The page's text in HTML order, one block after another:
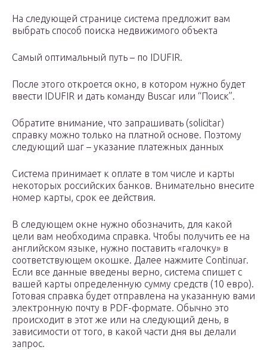
На следующей странице система предложит вам
выбрать способ поиска недвижимого объекта
Самый оптимальный путь – по IDUFIR.
После этого откроется окно, в котором нужно будет
ввести IDUFIR и дать команду Buscar или “Поиск”.
Обратите внимание, что запрашивать (solicitar)
справку можно только на платной основе. Поэтому
следующий шаг – указание платежных данных
Система принимает к оплате в том числе и карты
некоторых российских банков. Внимательно внесите
номер карты, срок ее действия.
В следующем окне нужно обозначить, для какой
цели вам необходима справка. Чтобы получить ее на
английском языке, нужно поставить «галочку» в
соответствующем окошке. Далее нажмите Continuar.
Если все данные введены верно, система спишет с
вашей карты определенную сумму средств (10 евро).
Готовая справка будет отправлена на указанную вами
электронную почту в PDF-формате. Обычно это
происходит в этот же или на следующий день, в
зависимости от того, в какой части дня вы делали
запрос.